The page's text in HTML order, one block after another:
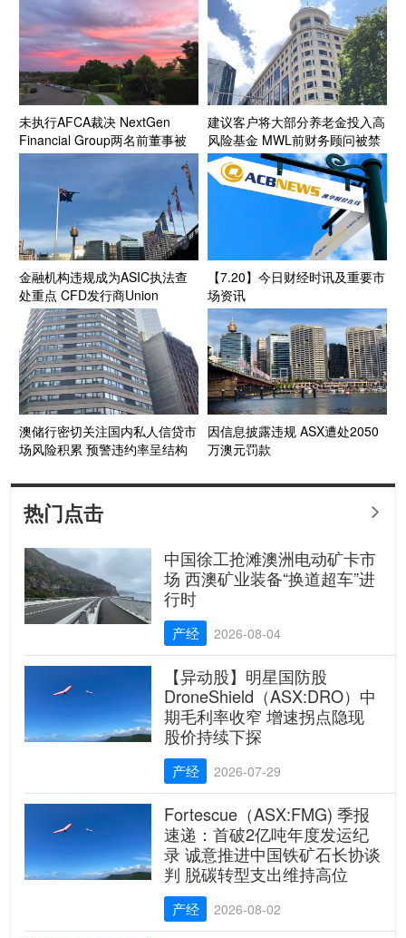
未执行AFCA裁决 NextGen
Financial Group两名前董事被
禁业三年
建议客户将大部分养老金投入高
风险基金 MWL前财务顾问被禁
业三年
金融机构违规成为ASIC执法查
处重点 CFD发行商Union
Standard及前授权代表遭罚
3.002亿澳元 创纪录罚款
【7.20】今日财经时讯及重要市
场资讯
澳储行密切关注国内私人信贷市
场风险积累 预警违约率呈结构
因信息披露违规 ASX遭处2050
万澳元罚款
热门点击 
中国徐工抢滩澳洲电动矿卡市
场 西澳矿业装备“换道超车”进
行时
产经 2026-08-04
【异动股】明星国防股
DroneShield（ASX:DRO）中
期毛利率收窄 增速拐点隐现
股价持续下探
产经 2026-07-29
Fortescue（ASX:FMG) 季报
速递：首破2亿吨年度发运纪
录 诚意推进中国铁矿石长协谈
判 脱碳转型支出维持高位
产经 2026-08-02